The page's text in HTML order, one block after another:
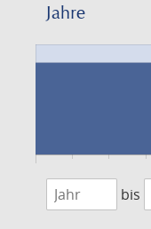
Jahre
1474
bis